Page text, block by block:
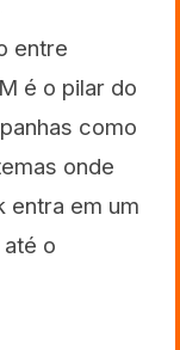
entre
é o pilar do
como
onde
entra em um
o